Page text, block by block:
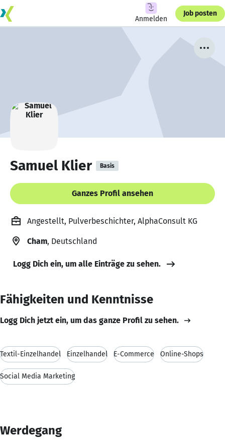
Anmelden
Job posten
Samuel Klier Basis
Ganzes Profil ansehen
Angestellt, Pulverbeschichter, AlphaConsult KG
Cham, Deutschland
Logg Dich ein, um alle Einträge zu sehen.
Fähigkeiten und Kenntnisse
Logg Dich jetzt ein, um das ganze Profil zu sehen.
Textil-Einzelhandel Einzelhandel E-Commerce Online-Shops
Social Media Marketing
Werdegang